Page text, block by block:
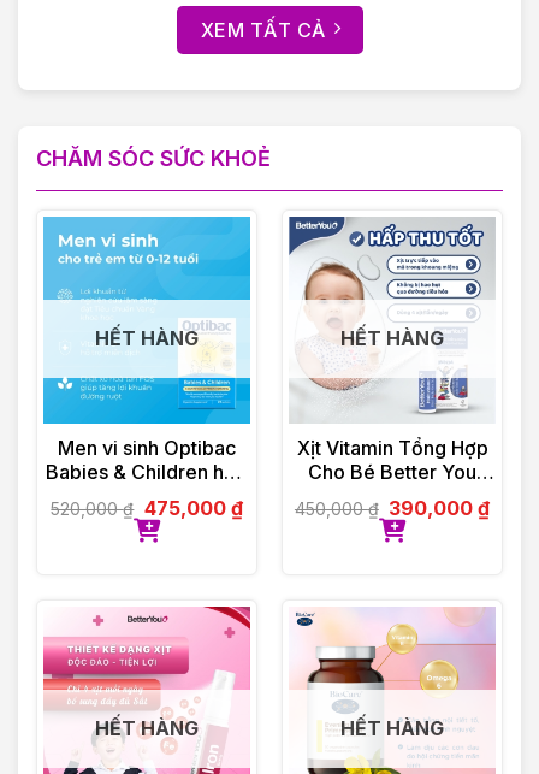
XEM TẤT CẢ
CHĂM SÓC SỨC KHOẺ
HẾT HÀNG
Men vi sinh Optibac
Babies & Children hộp
30 gói
520,000₫ 475,000 ₫
HẾT HÀNG
Xịt Vitamin Tổng Hợp
Cho Bé Better You
Multivitamin 25ml
450,000₫ 390,000₫
HẾT HÀNG HẾT HÀNG